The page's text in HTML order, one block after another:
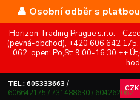
👤 Osobní odběr s
Horizon Trading Prague s.r.o. -
(pevná-obchod), +420 606 642
062, open: Po,St: 9.00-16.30 ++
CZK
TEL.: 605333663 /
606642175 / 731488630 / 604262062